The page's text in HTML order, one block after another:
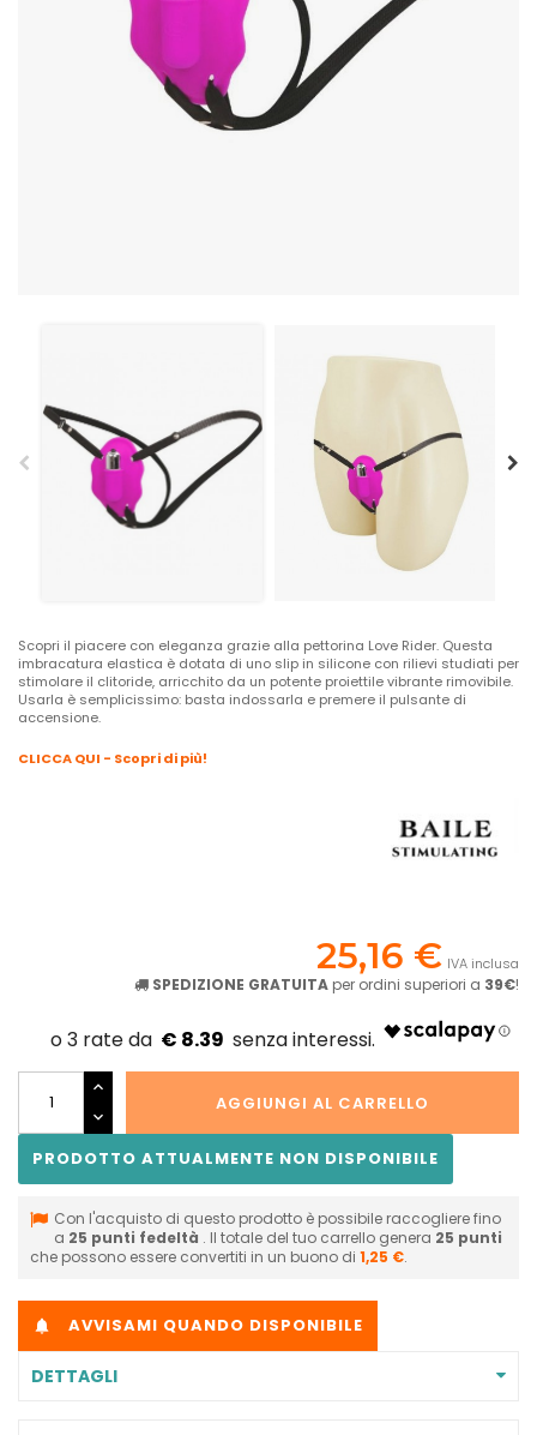
Scopri il piacere con eleganza grazie alla pettorina Love Rider. Questa
imbracatura elastica è dotata di uno slip in silicone con rilievi studiati per
stimolare il clitoride, arricchito da un potente proiettile vibrante rimovibile.
Usarla è semplicissimo: basta indossarla e premere il pulsante di
accensione.
CLICCA QUI - Scopri di più!
25,16 € IVA inclusa
SPEDIZIONE GRATUITA per ordini superiori a 39€!
€ 8.39
AGGIUNGI AL CARRELLO
PRODOTTO ATTUALMENTE NON DISPONIBILE
Con l'acquisto di questo prodotto è possibile raccogliere fino
a 25 punti fedeltà . Il totale del tuo carrello genera 25 punti
che possono essere convertiti in un buono di 1,25 €.
 AVVISAMI QUANDO DISPONIBILE
DETTAGLI